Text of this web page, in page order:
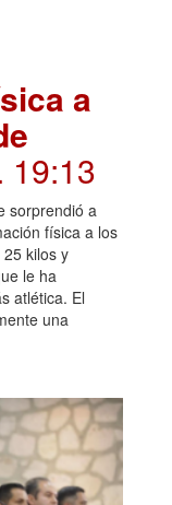
a
19:13
sorprendió a
física a los
kilos y
le ha
atlética. El
una